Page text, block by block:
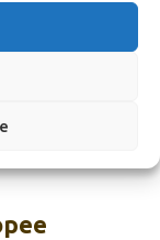
SOS
Prezzo
Costo